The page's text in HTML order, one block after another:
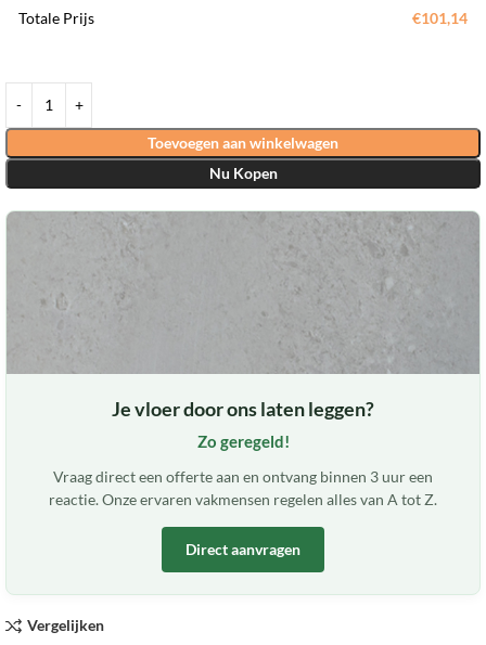
Totale Prijs €101,14
Toevoegen aan winkelwagen
Nu Kopen
Je vloer door ons laten leggen?
Zo geregeld!
Vraag direct een offerte aan en ontvang binnen 3 uur een
reactie. Onze ervaren vakmensen regelen alles van A tot Z.
Direct aanvragen
Vergelijken